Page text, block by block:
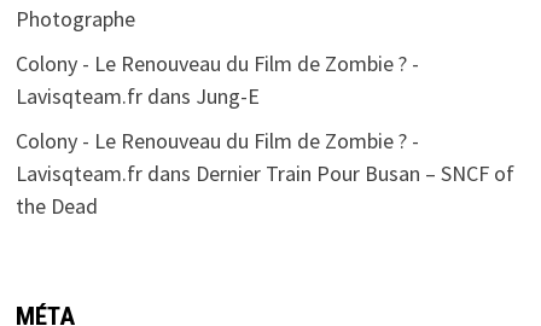
Photographe
Colony - Le Renouveau du Film de Zombie ? -
Lavisqteam.frdans Jung-E
Colony - Le Renouveau du Film de Zombie ? -
Lavisqteam.frdans Dernier Train Pour Busan – SNCF of
the Dead
MÉTA